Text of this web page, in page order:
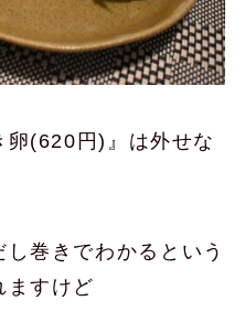
卵(620円)』は外せな
巻きでわかるという
ますけど